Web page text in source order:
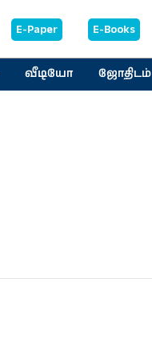
E-Paper E-Books
வீடியோ ஜோதிடம்